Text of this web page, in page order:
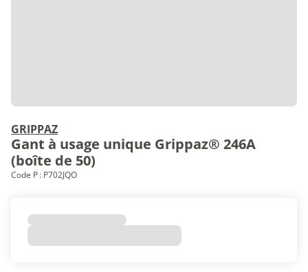
GRIPPAZ
Gant à usage unique Grippaz® 246A
(boîte de 50)
Code P : P702JQO